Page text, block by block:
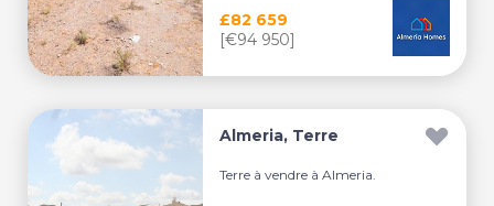
£82 659
[€94 950]
Almeria, Terre
Terre à vendre à Almeria.